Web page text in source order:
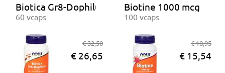
Biotica Gr8-Dophilus
60 vcaps
€ 32,50
€ 26,65
Biotine 1000 mcg
100 vcaps
€ 18,95
€ 15,54